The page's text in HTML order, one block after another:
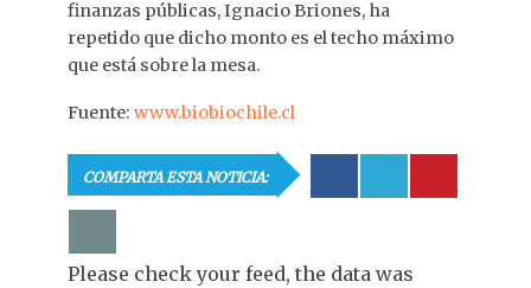
finanzas públicas, Ignacio Briones, ha
repetido que dicho monto es el techo máximo
que está sobre la mesa.
Fuente: www.biobiochile.cl
COMPARTA ESTA NOTICIA:
Please check your feed, the data was